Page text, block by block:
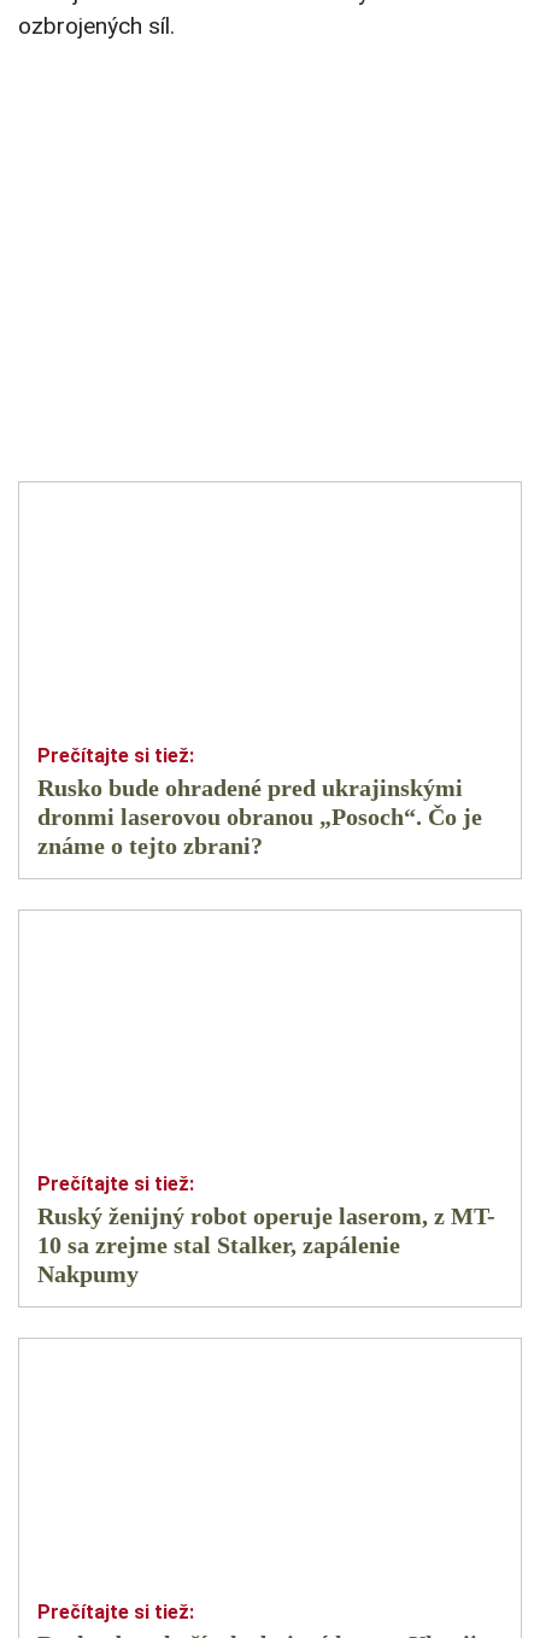
ozbrojených síl.
Rusko bude ohradené pred ukrajinskými
dronmi laserovou obranou „Posoch“. Čo je
známe o tejto zbrani?
Ruský ženijný robot operuje laserom, z MT-
10 sa zrejme stal Stalker, zapálenie
Nakpumy